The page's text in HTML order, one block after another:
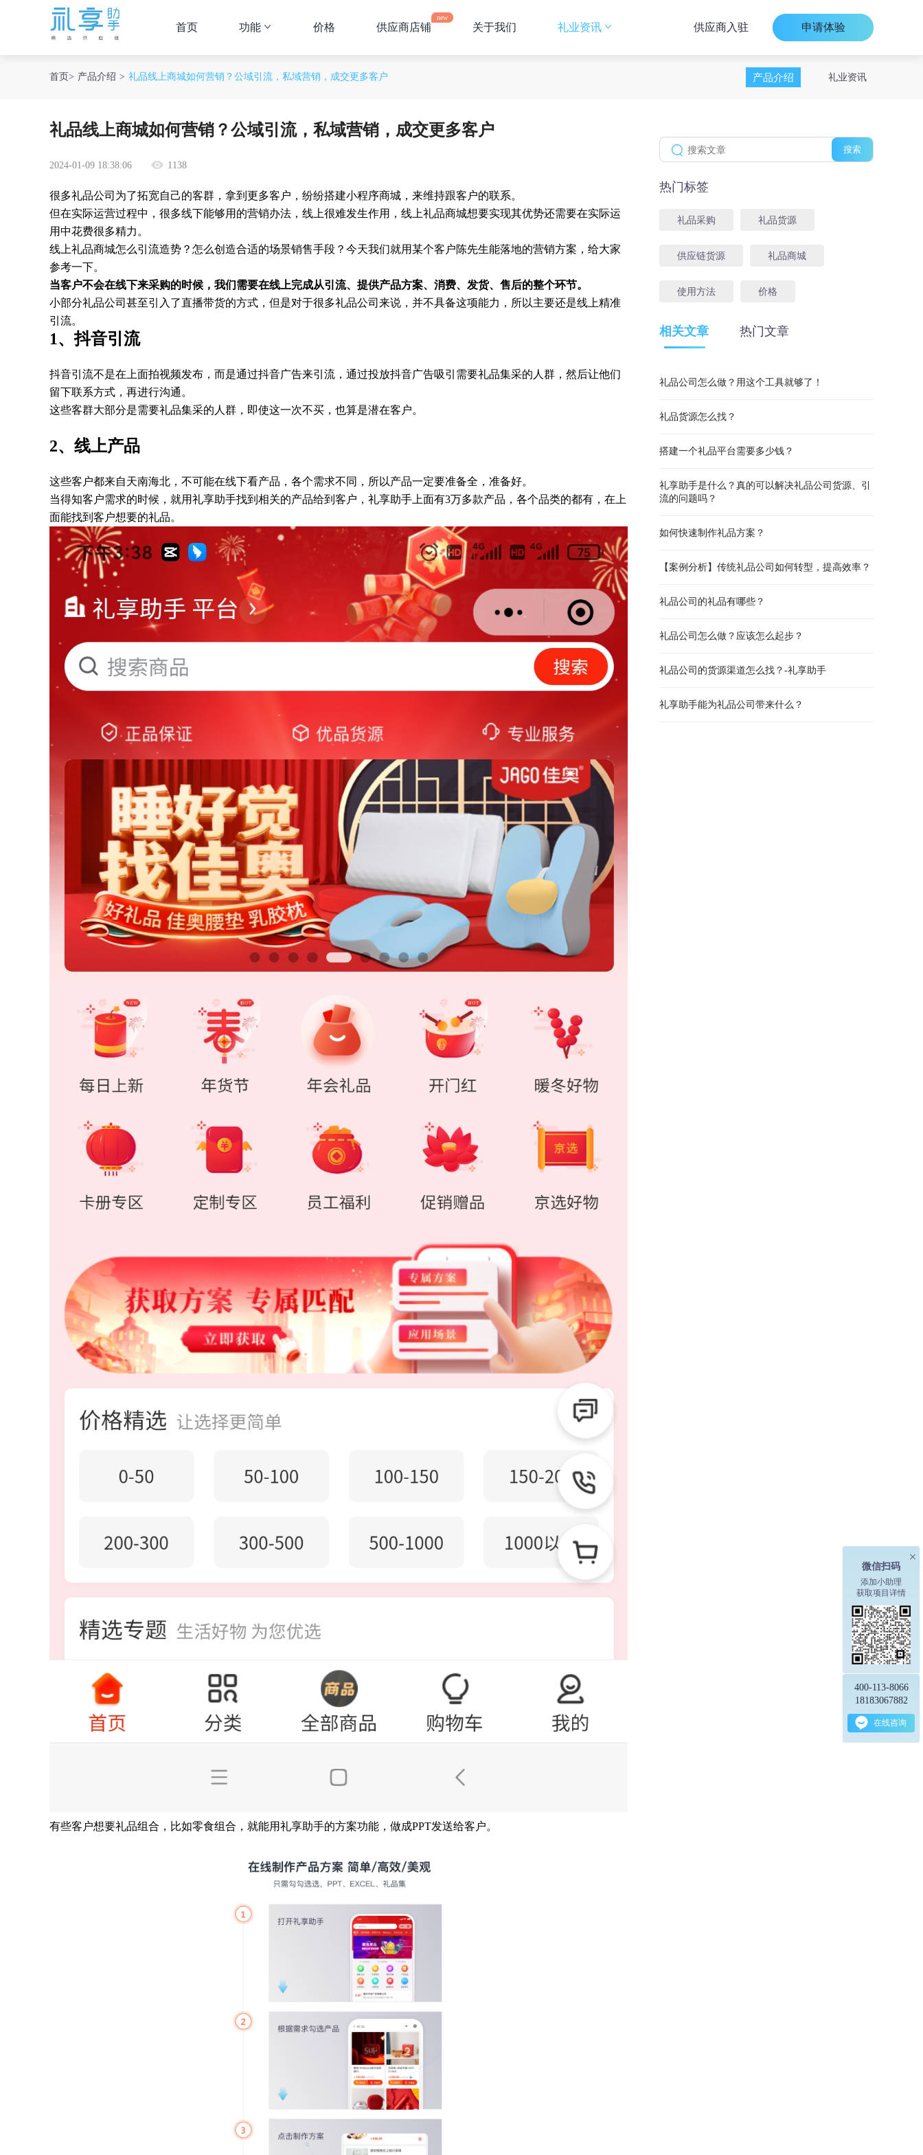
首页 功能 价格 供应商店铺
new
关于我们 礼业资讯 供应商入驻 申请体验
首页> 产品介绍 > 礼品线上商城如何营销？公域引流，私域营销，成交更多客户 产品介绍 礼业资讯
礼品线上商城如何营销？公域引流，私域营销，成交更多客户
2024-01-09 18:38:06 1138
很多礼品公司为了拓宽自己的客群，拿到更多客户，纷纷搭建小程序商城，来维持跟客户的联系。
但在实际运营过程中，很多线下能够用的营销办法，线上很难发生作用，线上礼品商城想要实现其优势还需要在实际运
用中花费很多精力。
线上礼品商城怎么引流造势？怎么创造合适的场景销售手段？今天我们就用某个客户陈先生能落地的营销方案，给大家
参考一下。
当客户不会在线下来采购的时候，我们需要在线上完成从引流、提供产品方案、消费、发货、售后的整个环节。
小部分礼品公司甚至引入了直播带货的方式，但是对于很多礼品公司来说，并不具备这项能力，所以主要还是线上精准
引流。
1、抖音引流
抖音引流不是在上面拍视频发布，而是通过抖音广告来引流，通过投放抖音广告吸引需要礼品集采的人群，然后让他们
留下联系方式，再进行沟通。
这些客群大部分是需要礼品集采的人群，即使这一次不买，也算是潜在客户。
2、线上产品
这些客户都来自天南海北，不可能在线下看产品，各个需求不同，所以产品一定要准备全，准备好。
当得知客户需求的时候，就用礼享助手找到相关的产品给到客户，礼享助手上面有3万多款产品，各个品类的都有，在上
面能找到客户想要的礼品。
有些客户想要礼品组合，比如零食组合，就能用礼享助手的方案功能，做成PPT发送给客户。
搜索
热门标签
礼品采购 礼品货源
供应链货源 礼品商城
使用方法 价格
相关文章 热门文章
礼品公司怎么做？用这个工具就够了！
礼品货源怎么找？
搭建一个礼品平台需要多少钱？
礼享助手是什么？真的可以解决礼品公司货源、引
流的问题吗？
如何快速制作礼品方案？
【案例分析】传统礼品公司如何转型，提高效率？
礼品公司的礼品有哪些？
礼品公司怎么做？应该怎么起步？
礼品公司的货源渠道怎么找？-礼享助手
礼享助手能为礼品公司带来什么？
微信扫码
添加小助理
获取项目详情
400-113-8066
18183067882
在线咨询